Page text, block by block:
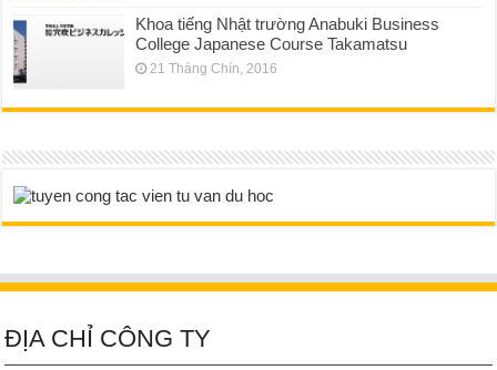
Khoa tiếng Nhật trường Anabuki Business
College Japanese Course Takamatsu
21 Tháng Chín, 2016
ĐỊA CHỈ CÔNG TY